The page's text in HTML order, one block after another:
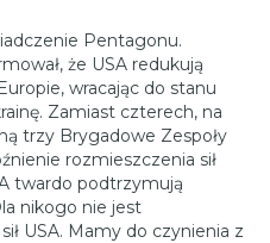
Pentagonu.
że USA redukują
wracając do stanu
Zamiast czterech, na
trzy Brygadowe Zespoły
rozmieszczenia sił
twardo podtrzymują
nikogo nie jest
USA. Mamy do czynienia z